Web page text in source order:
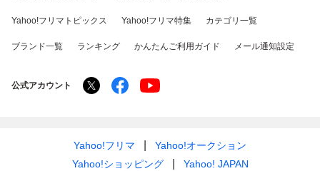
Yahoo!フリマトピックス Yahoo!フリマ特集 カテゴリ一覧
ブランド一覧 ランキング かんたんご利用ガイド メール通知設定
公式アカウント
Yahoo!フリマ
Yahoo!オークション
Yahoo!ショッピング
Yahoo! JAPAN